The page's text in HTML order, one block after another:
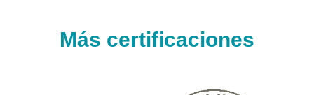
Más certificaciones